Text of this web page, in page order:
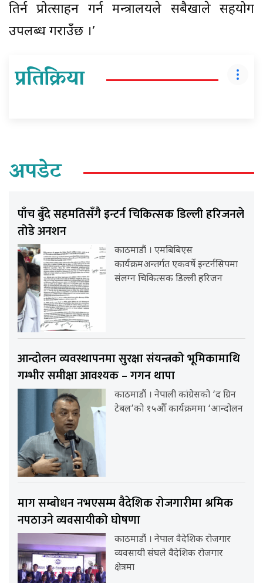
तिर्न प्रोत्साहन गर्न मन्त्रालयले सबैखाले सहयोग
उपलब्ध गराउँछ ।’
प्रतिक्रिया
अपडेट
पाँच बुँदे सहमतिसँगै इन्टर्न चिकित्सक डिल्ली हरिजनले
तोडे अनशन
काठमाडौं । एमबिबिएस
कार्यक्रमअन्तर्गत एकवर्षे इन्टर्नसिपमा
संलग्न चिकित्सक डिल्ली हरिजन
आन्दोलन व्यवस्थापनमा सुरक्षा संयन्त्रको भूमिकामाथि
गम्भीर समीक्षा आवश्यक – गगन थापा
काठमाडौं । नेपाली कांग्रेसको ‘द ग्रिन
टेबल’को १५औँ कार्यक्रममा ‘आन्दोलन
माग सम्बोधन नभएसम्म वैदेशिक रोजगारीमा श्रमिक
नपठाउने व्यवसायीको घोषणा
काठमाडौंं । नेपाल वैदेशिक रोजगार
व्यवसायी संघले वैदेशिक रोजगार
क्षेत्रमा